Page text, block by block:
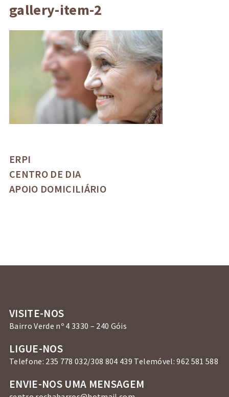
ERPI
CENTRO DE DIA
APOIO DOMICILIÁRIO
gallery-item-2
VISITE-NOS
Bairro Verde nº 4 3330 – 240 Góis
LIGUE-NOS
Telefone: 235 778 032/308 804 439 Telemóvel: 962 581 588
ENVIE-NOS UMA MENSAGEM